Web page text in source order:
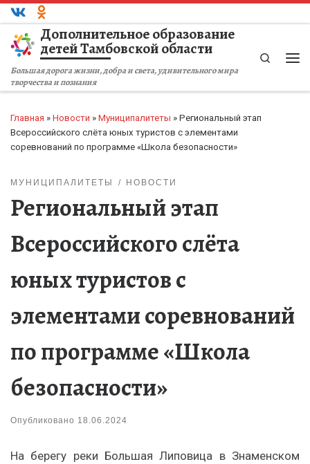
Перейти к содержимому
Дополнительное образование
детей Тамбовской области
Большая дорога жизни, добра и света, удивительного мира
творчества и познания
Search
Главная » Новости » Муниципалитеты » Региональный этап
Всероссийского слёта юных туристов с элементами
соревнований по программе «Школа безопасности»
МУНИЦИПАЛИТЕТЫ НОВОСТИ
Региональный этап
Всероссийского слёта
юных туристов с
элементами соревнований
по программе «Школа
безопасности»
Опубликовано 18.06.2024
На берегу реки Большая Липовица в Знаменском